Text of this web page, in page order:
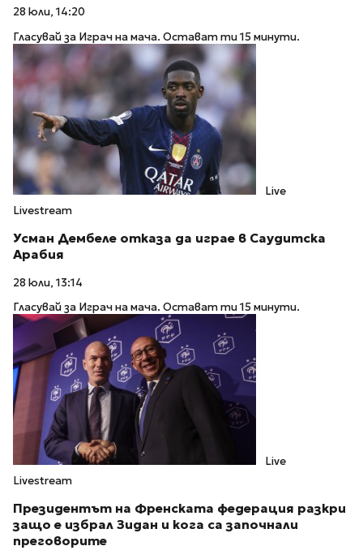
28 юли, 14:20
Гласувай за Играч на мача. Остават ти 15 минути.
Live
Livestream
Усман Дембеле отказа да играе в Саудитска
Арабия
28 юли, 13:14
Гласувай за Играч на мача. Остават ти 15 минути.
Live
Livestream
Президентът на Френската федерация разкри
защо е избрал Зидан и кога са започнали
преговорите